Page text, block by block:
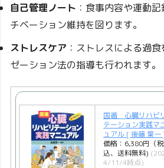
自己管理ノート ：食事内容や運動
チベーション維持を図ります。
ストレスケア ：ストレスによる過
ゼーション法の指導も行われます。
国循 心臓リハビ
テーション実践マ
ュアル [ 後藤 葉一
価格：6,380円（税
込、送料無料)
4/11/4時点)